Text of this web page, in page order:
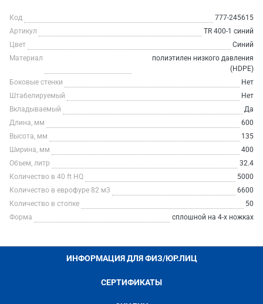
Код
777-245615
Артикул
TR 400-1 синий
Цвет
Синий
Материал
полиэтилен низкого давления
(HDPE)
Боковые стенки
Нет
Штабелируемый
Нет
Вкладываемый
Да
Длина, мм
600
Высота, мм
135
Ширина, мм
400
Объем, литр
32.4
Количество в 40 ft HQ
5000
Количество в еврофуре 82 м3
6600
Количество в стопке
50
Форма
сплошной на 4-х ножках
ИНФОРМАЦИЯ ДЛЯ ФИЗ/ЮР.ЛИЦ
СЕРТИФИКАТЫ